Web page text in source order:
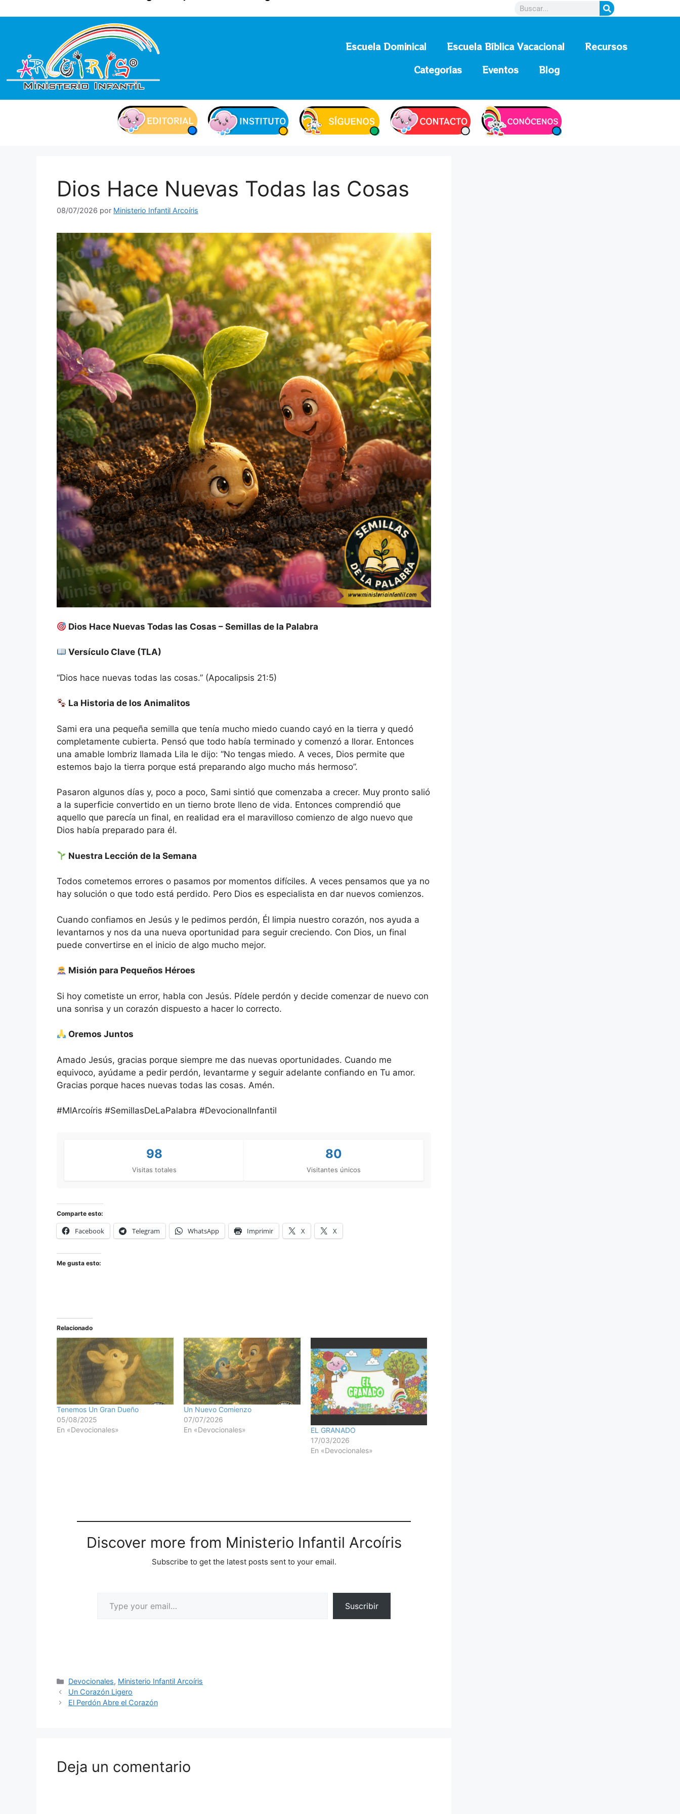
Escuela Dominical Escuela Bíblica Vacacional
Recursos
Categorías
Eventos Blog
Dios Hace Nuevas Todas las Cosas
08/07/2026 por Ministerio Infantil Arcoíris
Dios Hace Nuevas Todas las Cosas – Semillas de la Palabra
Versículo Clave (TLA)
“Dios hace nuevas todas las cosas.” (Apocalipsis 21:5)
La Historia de los Animalitos
Sami era una pequeña semilla que tenía mucho miedo cuando cayó en la tierra y quedó
completamente cubierta. Pensó que todo había terminado y comenzó a llorar. Entonces
una amable lombriz llamada Lila le dijo: “No tengas miedo. A veces, Dios permite que
estemos bajo la tierra porque está preparando algo mucho más hermoso”.
Pasaron algunos días y, poco a poco, Sami sintió que comenzaba a crecer. Muy pronto salió
a la superficie convertido en un tierno brote lleno de vida. Entonces comprendió que
aquello que parecía un final, en realidad era el maravilloso comienzo de algo nuevo que
Dios había preparado para él.
Nuestra Lección de la Semana
Todos cometemos errores o pasamos por momentos difíciles. A veces pensamos que ya no
hay solución o que todo está perdido. Pero Dios es especialista en dar nuevos comienzos.
Cuando confiamos en Jesús y le pedimos perdón, Él limpia nuestro corazón, nos ayuda a
levantarnos y nos da una nueva oportunidad para seguir creciendo. Con Dios, un final
puede convertirse en el inicio de algo mucho mejor.
Misión para Pequeños Héroes
Si hoy cometiste un error, habla con Jesús. Pídele perdón y decide comenzar de nuevo con
una sonrisa y un corazón dispuesto a hacer lo correcto.
Oremos Juntos
Amado Jesús, gracias porque siempre me das nuevas oportunidades. Cuando me
equivoco, ayúdame a pedir perdón, levantarme y seguir adelante confiando en Tu amor.
Gracias porque haces nuevas todas las cosas. Amén.
#MIArcoíris #SemillasDeLaPalabra #DevocionalInfantil
98
Visitas totales
80
Visitantes únicos
Comparte esto:
Facebook Telegram WhatsApp Imprimir X X
Me gusta esto:
Relacionado
Tenemos Un Gran Dueño
05/08/2025
En «Devocionales»
Un Nuevo Comienzo
07/07/2026
En «Devocionales»
EL GRANADO
17/03/2026
En «Devocionales»
Discover more from Ministerio Infantil Arcoíris
Subscribe to get the latest posts sent to your email.
Suscribir
Devocionales, Ministerio Infantil Arcoíris
Un Corazón Ligero
El Perdón Abre el Corazón
Deja un comentario